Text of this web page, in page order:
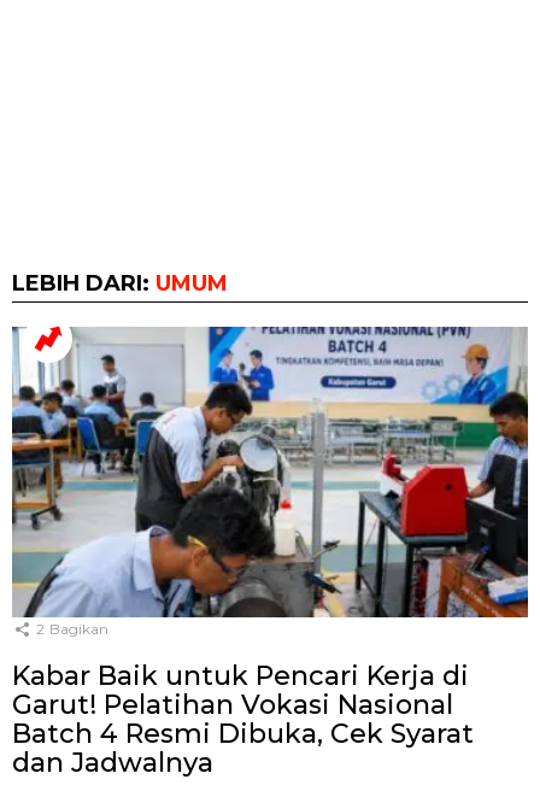
LEBIH DARI: UMUM
2 Bagikan
Kabar Baik untuk Pencari Kerja di
Garut! Pelatihan Vokasi Nasional
Batch 4 Resmi Dibuka, Cek Syarat
dan Jadwalnya